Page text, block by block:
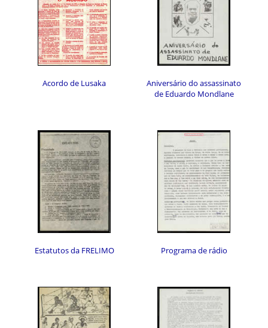
Acordo de Lusaka
Aniversário do assassinato
de Eduardo Mondlane
Estatutos da FRELIMO Programa de rádio